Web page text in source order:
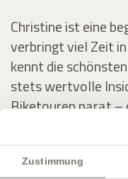
Zustimmung
Christine ist eine
verbringt viel Zeit
kennt die
stets wertvolle
Biketouren parat –
Rosi besitzt einen